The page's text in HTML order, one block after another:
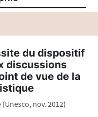
du dispositif
discussions
de vue de la
nov. 2012)